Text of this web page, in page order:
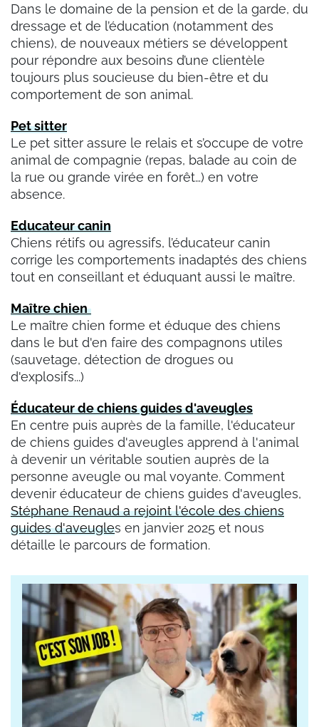
Dans le domaine de la pension et de la garde, du
dressage et de l’éducation (notamment des
chiens), de nouveaux métiers se développent
pour répondre aux besoins d’une clientèle
toujours plus soucieuse du bien-être et du
comportement de son animal.
Pet sitter
Le pet sitter assure le relais et s’occupe de votre
animal de compagnie (repas, balade au coin de
la rue ou grande virée en forêt…) en votre
absence.
Educateur canin
Chiens rétifs ou agressifs, l’éducateur canin
corrige les comportements inadaptés des chiens
tout en conseillant et éduquant aussi le maître.
Maître chien
Le maître chien forme et éduque des chiens
dans le but d'en faire des compagnons utiles
(sauvetage, détection de drogues ou
d'explosifs...)
Éducateur de chiens guides d'aveugles
En centre puis auprès de la famille, l'éducateur
de chiens guides d'aveugles apprend à l'animal
à devenir un véritable soutien auprès de la
personne aveugle ou mal voyante. Comment
devenir éducateur de chiens guides d'aveugles,
Stéphane Renaud a rejoint l'école des chiens
guides d'aveugles en janvier 2025 et nous
détaille le parcours de formation.